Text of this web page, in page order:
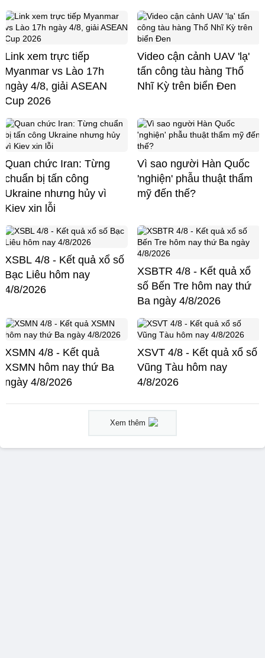
Link xem trực tiếp
Myanmar vs Lào 17h
ngày 4/8, giải ASEAN
Cup 2026
Video cận cảnh UAV 'lạ'
tấn công tàu hàng Thổ
Nhĩ Kỳ trên biển Đen
Quan chức Iran: Từng
chuẩn bị tấn công
Ukraine nhưng hủy vì
Kiev xin lỗi
Vì sao người Hàn Quốc
'nghiện' phẫu thuật thẩm
mỹ đến thế?
XSBL 4/8 - Kết quả xổ số
Bạc Liêu hôm nay
4/8/2026
XSBTR 4/8 - Kết quả xổ
số Bến Tre hôm nay thứ
Ba ngày 4/8/2026
XSMN 4/8 - Kết quả
XSMN hôm nay thứ Ba
ngày 4/8/2026
XSVT 4/8 - Kết quả xổ số
Vũng Tàu hôm nay
4/8/2026
Xem thêm